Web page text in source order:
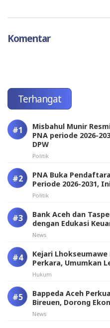
Komentar
Terhangat
Misbahul Munir
PNA periode 2026-
DPW
Politik
PNA Buka
Periode 2026-2031,
Politik
Bank Aceh dan
dengan Edukasi
News
Kejari
Perkara, Umumkan
Hukum
Bappeda Aceh
Bireuen, Dorong
News